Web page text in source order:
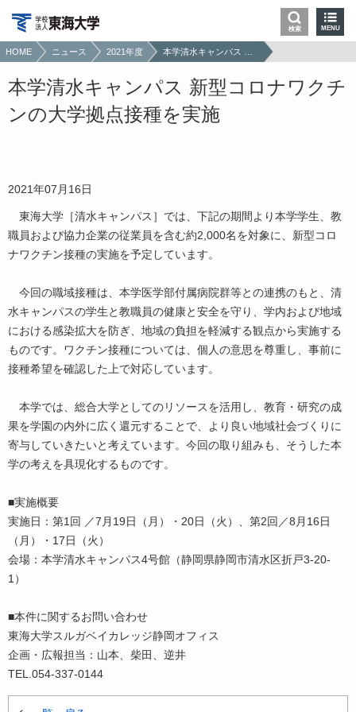
検索 MENU
HOME ニュース 2021年度
本学清水キャンパス 新型コロナワクチ
ンの大学拠点接種を実施
2021年07月16日
東海大学［清水キャンパス］では、下記の期間より本学学生、教
職員および協力企業の従業員を含む約2,000名を対象に、新型コロ
ナワクチン接種の実施を予定しています。
今回の職域接種は、本学医学部付属病院群等との連携のもと、清
水キャンパスの学生と教職員の健康と安全を守り、学内および地域
における感染拡大を防ぎ、地域の負担を軽減する観点から実施する
ものです。ワクチン接種については、個人の意思を尊重し、事前に
接種希望を確認した上で対応しています。
本学では、総合大学としてのリソースを活用し、教育・研究の成
果を学園の内外に広く還元することで、より良い地域社会づくりに
寄与していきたいと考えています。今回の取り組みも、そうした本
学の考えを具現化するものです。
■実施概要
実施日：第1回 ／7月19日（月）・20日（火）、第2回／8月16日
（月）・17日（火）
会場：本学清水キャンパス4号館（静岡県静岡市清水区折戸3-20-
1）
■本件に関するお問い合わせ
東海大学スルガベイカレッジ静岡オフィス
企画・広報担当：山本、柴田、逆井
TEL.054-337-0144